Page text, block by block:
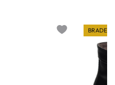
Add to wishlist